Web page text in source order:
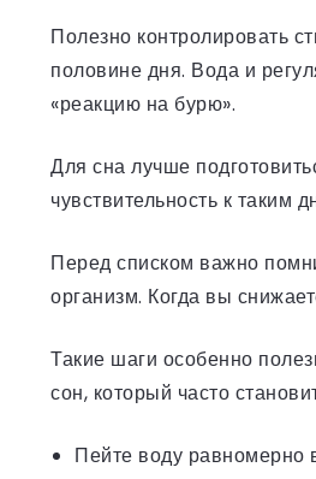
Полезно контролировать
половине дня. Вода и
«реакцию на бурю».
Для сна лучше
чувствительность к таким
Перед списком важно
организм. Когда вы
Такие шаги особенно
сон, который часто
Пейте воду равномерно